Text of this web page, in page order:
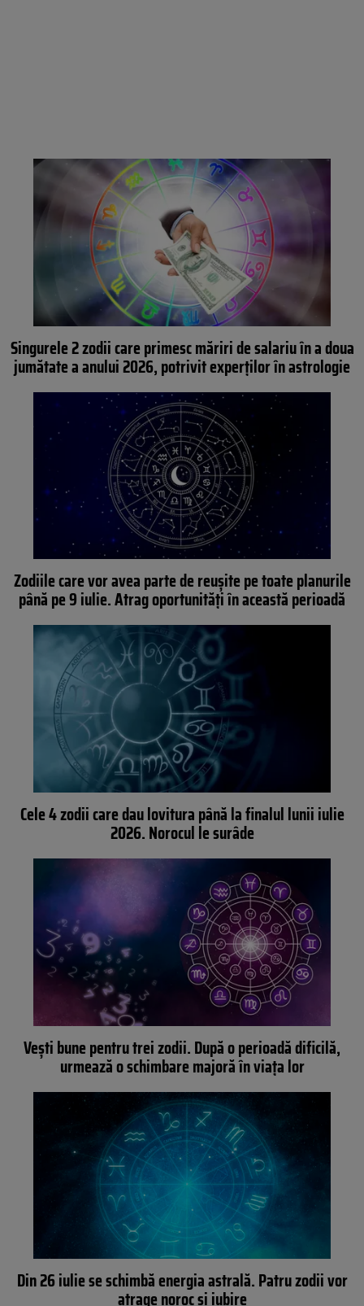
Singurele 2 zodii care primesc măriri de salariu în a doua
jumătate a anului 2026, potrivit experților în astrologie
Zodiile care vor avea parte de reușite pe toate planurile
până pe 9 iulie. Atrag oportunități în această perioadă
Cele 4 zodii care dau lovitura până la finalul lunii iulie
2026. Norocul le surâde
Vești bune pentru trei zodii. După o perioadă dificilă,
urmează o schimbare majoră în viața lor
Din 26 iulie se schimbă energia astrală. Patru zodii vor
atrage noroc și iubire